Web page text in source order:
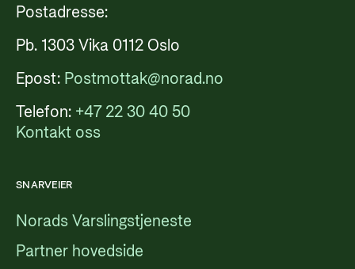
Postadresse:
Pb. 1303 Vika 0112 Oslo
Epost: Postmottak@norad.no
Telefon: +47 22 30 40 50
Kontakt oss
SNARVEIER
Norads Varslingstjeneste
Partner hovedside